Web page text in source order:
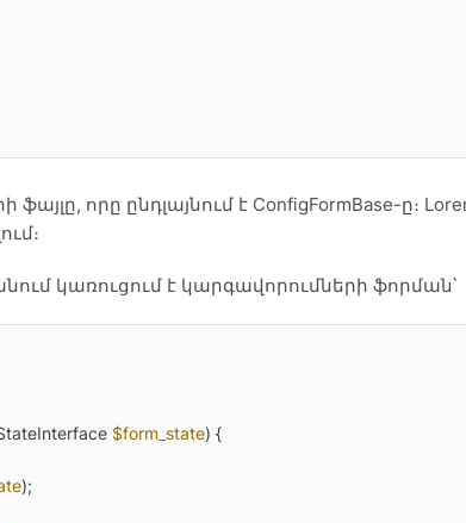
որը ընդլայնում է ConfigFormBase-ը։
կառուցում է կարգավորումների ֆորման՝
$form_state) {
);